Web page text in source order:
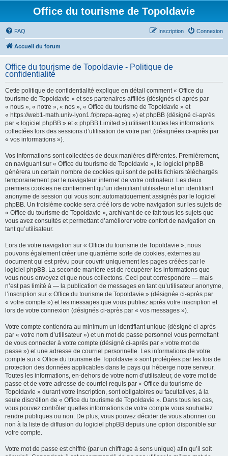
Office du tourisme de Topoldavie
FAQ Connexion
Inscription
Accueil du forum
Office du tourisme de Topoldavie - Politique de
confidentialité
Cette politique de confidentialité explique en détail comment « Office du
tourisme de Topoldavie » et ses partenaires affiliés (désignés ci-après par
« nous », « notre », « nos », « Office du tourisme de Topoldavie » et
« https://web1-math.univ-lyon1.fr/prepa-agreg ») et phpBB (désigné ci-après
par « logiciel phpBB » et « phpBB Limited ») utilisent toutes les informations
collectées lors des sessions d’utilisation de votre part (désignées ci-après par
« vos informations »).
Vos informations sont collectées de deux manières différentes. Premièrement,
en naviguant sur « Office du tourisme de Topoldavie », le logiciel phpBB
génèrera un certain nombre de cookies qui sont de petits fichiers téléchargés
temporairement par le navigateur internet de votre ordinateur. Les deux
premiers cookies ne contiennent qu’un identifiant utilisateur et un identifiant
anonyme de session qui vous sont automatiquement assignés par le logiciel
phpBB. Un troisième cookie sera créé lors de votre navigation sur les sujets de
« Office du tourisme de Topoldavie », archivant de ce fait tous les sujets que
vous avez consultés et permettant d’améliorer votre confort de navigation en
tant qu’utilisateur.
Lors de votre navigation sur « Office du tourisme de Topoldavie », nous
pouvons également créer une quatrième sorte de cookies, externes au
document qui est prévu pour couvrir uniquement les pages créées par le
logiciel phpBB. La seconde manière est de récupérer les informations que
vous nous envoyez et que nous collectons. Ceci peut correspondre — mais
n’est pas limité à — la publication de messages en tant qu’utilisateur anonyme,
l’inscription sur « Office du tourisme de Topoldavie » (désignée ci-après par
« votre compte ») et les messages que vous publiez après votre inscription et
lors de votre connexion (désignés ci-après par « vos messages »).
Votre compte contiendra au minimum un identifiant unique (désigné ci-après
par « votre nom d’utilisateur ») et un mot de passe personnel vous permettant
de vous connecter à votre compte (désigné ci-après par « votre mot de
passe ») et une adresse de courriel personnelle. Les informations de votre
compte sur « Office du tourisme de Topoldavie » sont protégées par les lois de
protection des données applicables dans le pays qui héberge notre serveur.
Toutes les informations, en-dehors de votre nom d’utilisateur, de votre mot de
passe et de votre adresse de courriel requis par « Office du tourisme de
Topoldavie » durant votre inscription, sont obligatoires ou facultatives, à la
seule discrétion de « Office du tourisme de Topoldavie ». Dans tous les cas,
vous pouvez contrôler quelles informations de votre compte vous souhaitez
rendre publiques ou non. De plus, vous pouvez décider de vous abonner ou
non à la liste de diffusion du logiciel phpBB depuis une option disponible sur
votre compte.
Votre mot de passe est chiffré (par un chiffrage à sens unique) afin qu’il soit